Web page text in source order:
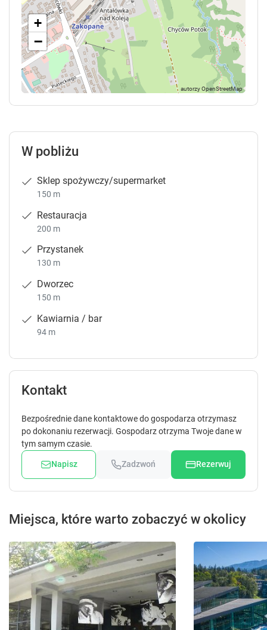
+
−
W pobliżu
Sklep spożywczy/supermarket
150 m
Restauracja
200 m
Przystanek
130 m
Dworzec
150 m
Kawiarnia / bar
94 m
Kontakt
Bezpośrednie dane kontaktowe do gospodarza otrzymasz
po dokonaniu rezerwacji. Gospodarz otrzyma Twoje dane w
tym samym czasie.
Napisz Zadzwoń Rezerwuj
Miejsca, które warto zobaczyć w okolicy